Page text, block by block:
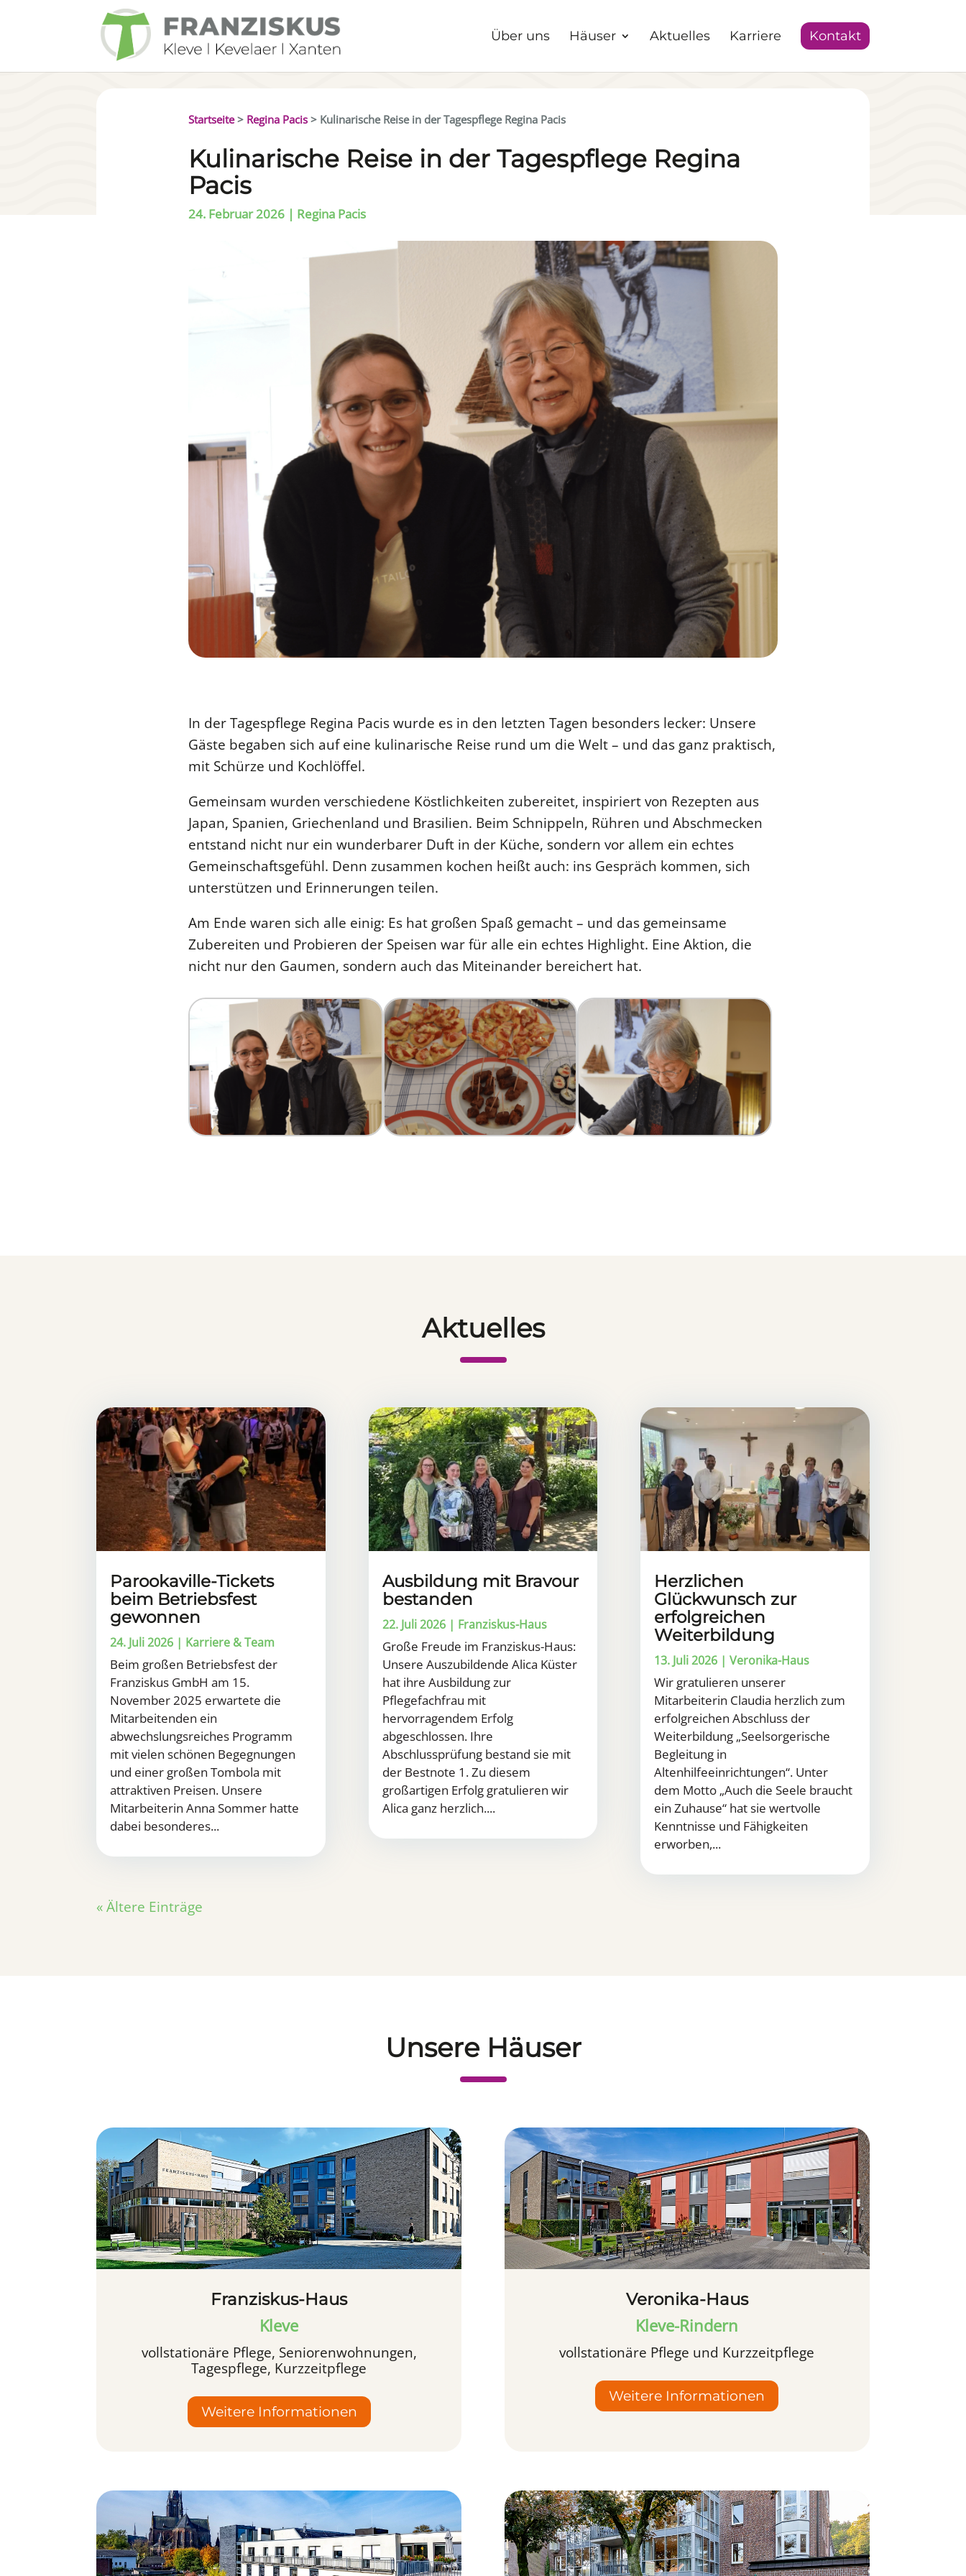
Über uns Häuser Aktuelles Karriere Kontakt
Startseite> Regina Pacis > Kulinarische Reise in der Tagespflege Regina Pacis
Kulinarische Reise in der Tagespflege Regina
Pacis
24. Februar 2026 | Regina Pacis
In der Tagespflege Regina Pacis wurde es in den letzten Tagen besonders lecker: Unsere
Gäste begaben sich auf eine kulinarische Reise rund um die Welt – und das ganz praktisch,
mit Schürze und Kochlöffel.
Gemeinsam wurden verschiedene Köstlichkeiten zubereitet, inspiriert von Rezepten aus
Japan, Spanien, Griechenland und Brasilien. Beim Schnippeln, Rühren und Abschmecken
entstand nicht nur ein wunderbarer Duft in der Küche, sondern vor allem ein echtes
Gemeinschaftsgefühl. Denn zusammen kochen heißt auch: ins Gespräch kommen, sich
unterstützen und Erinnerungen teilen.
Am Ende waren sich alle einig: Es hat großen Spaß gemacht – und das gemeinsame
Zubereiten und Probieren der Speisen war für alle ein echtes Highlight. Eine Aktion, die
nicht nur den Gaumen, sondern auch das Miteinander bereichert hat.
Aktuelles
Parookaville-Tickets
beim Betriebsfest
gewonnen
24. Juli 2026 | Karriere & Team
Beim großen Betriebsfest der
Franziskus GmbH am 15.
November 2025 erwartete die
Mitarbeitenden ein
abwechslungsreiches Programm
mit vielen schönen Begegnungen
und einer großen Tombola mit
attraktiven Preisen. Unsere
Mitarbeiterin Anna Sommer hatte
dabei besonderes...
Ausbildung mit Bravour
bestanden
22. Juli 2026| Franziskus-Haus
Große Freude im Franziskus-Haus:
Unsere Auszubildende Alica Küster
hat ihre Ausbildung zur
Pflegefachfrau mit
hervorragendem Erfolg
abgeschlossen. Ihre
Abschlussprüfung bestand sie mit
der Bestnote 1. Zu diesem
großartigen Erfolg gratulieren wir
Alica ganz herzlich....
Herzlichen
Glückwunsch zur
erfolgreichen
Weiterbildung
13. Juli 2026| Veronika-Haus
Wir gratulieren unserer
Mitarbeiterin Claudia herzlich zum
erfolgreichen Abschluss der
Weiterbildung „Seelsorgerische
Begleitung in
Altenhilfeeinrichtungen“. Unter
dem Motto „Auch die Seele braucht
ein Zuhause“ hat sie wertvolle
Kenntnisse und Fähigkeiten
erworben,...
« Ältere Einträge
Unsere Häuser
Franziskus-Haus
Kleve
vollstationäre Pflege, Seniorenwohnungen,
Tagespflege, Kurzzeitpflege
Weitere Informationen
Veronika-Haus
Kleve-Rindern
vollstationäre Pflege und Kurzzeitpflege
Weitere Informationen